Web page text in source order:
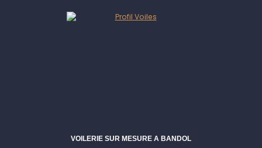
VOILERIE SUR MESURE A BANDOL